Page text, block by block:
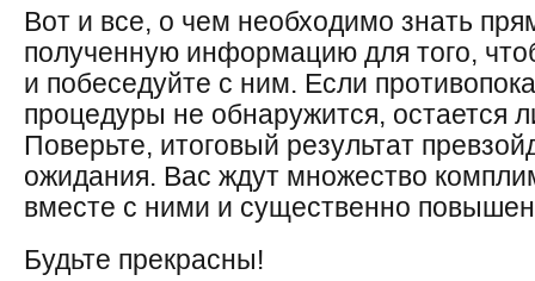
Вот и все, о чем необходимо знать
полученную информацию для того,
и побеседуйте с ним. Если
процедуры не обнаружится, остается
Поверьте, итоговый результат
ожидания. Вас ждут множество
вместе с ними и существенно
Будьте прекрасны!